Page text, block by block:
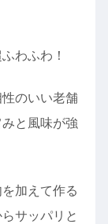
わふわ！
のいい老舗
と風味が強
加えて作る
サッパリと